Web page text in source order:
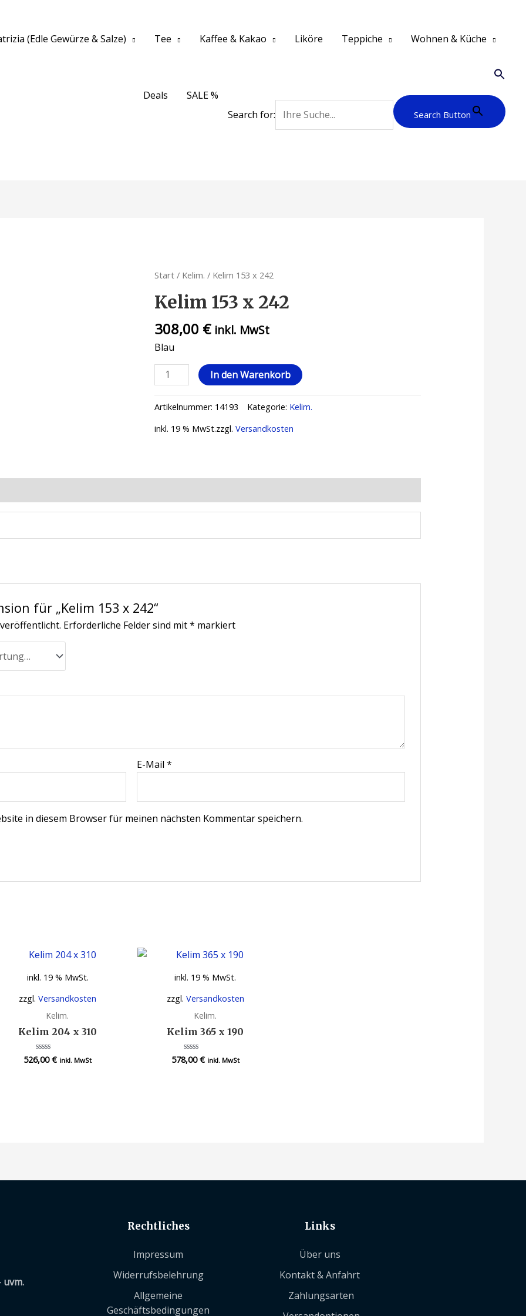
(Edle Gewürze & Salze) Tee Kaffee & Kakao Liköre Teppiche Wohnen & Küche
Deals
SALE %
Search for:
Search Button
Start / Kelim. / Kelim 153 x 242
Kelim 153 x 242
308,00 € inkl. MwSt
Blau
In den Warenkorb
Artikelnummer: 14193 Kategorie: Kelim.
inkl. 19 % MwSt.zzgl.Versandkosten
für „Kelim 153 x 242“
Erforderliche Felder sind mit* markiert
E-Mail*
in diesem Browser für meinen nächsten Kommentar speichern.
inkl. 19 % MwSt.
zzgl.Versandkosten
Kelim.
Kelim 204 x 310
Bewertet
mit
526,00€ inkl. MwSt
inkl. 19 % MwSt.
zzgl. Versandkosten
Kelim.
Kelim 365 x 190
Bewertet
mit
578,00€ inkl. MwSt
uvm.
Rechtliches
Impressum
Widerrufsbelehrung
Allgemeine
Geschäftsbedingungen
Links
Über uns
Kontakt & Anfahrt
Zahlungsarten